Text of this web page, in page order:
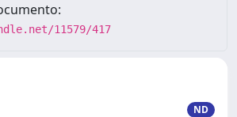
11579/417
ND